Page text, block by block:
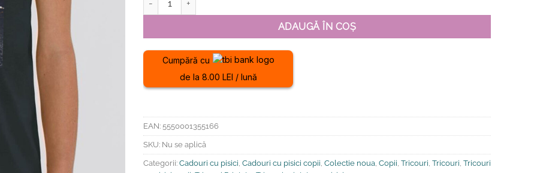
ADAUGĂ ÎN COȘ
Cumpără cu
de la 8.00 LEI / lună
EAN: 5550001355166
SKU: Nu se aplică
Categorii: Cadouri cu pisici Cadouri cu pisici copii Colectie noua Copii Tricouri Tricouri Tricouri